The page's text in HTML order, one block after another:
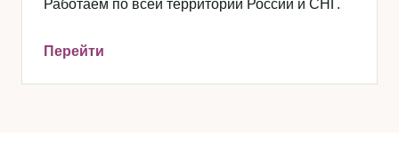
Работаем по всей территории России и СНГ.
Перейти